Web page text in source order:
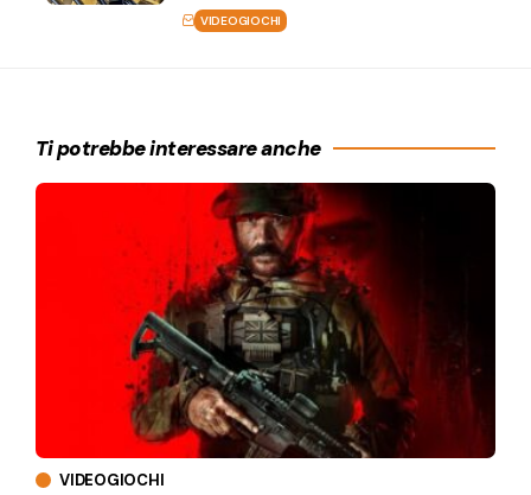
VIDEOGIOCHI
Ti potrebbe interessare anche
VIDEOGIOCHI